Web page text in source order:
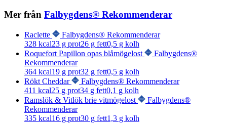
Mer från Falbygdens® Rekommenderar
Raclette
Falbygdens® Rekommenderar
328 kcal23 g prot26 g fett0,5 g kolh
Roquefort Papillon opas blåmögelost
Falbygdens®
Rekommenderar
364 kcal19 g prot32 g fett0,5 g kolh
Rökt Cheddar
Falbygdens® Rekommenderar
411 kcal25 g prot34 g fett0,1 g kolh
Ramslök & Vitlök brie vitmögelost
Falbygdens®
Rekommenderar
335 kcal16 g prot30 g fett1,3 g kolh